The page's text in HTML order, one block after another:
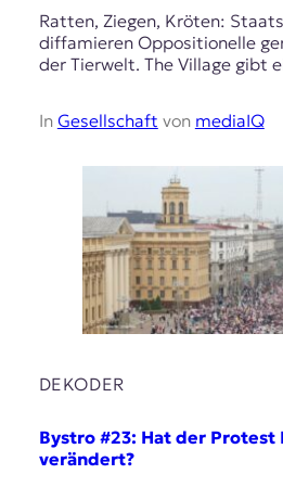
Ratten, Ziegen, Kröten:
diffamieren Oppositionelle
der Tierwelt. The Village gibt
In Gesellschaft von mediaIQ
DEKODER
Bystro #23: Hat der Protest
verändert?